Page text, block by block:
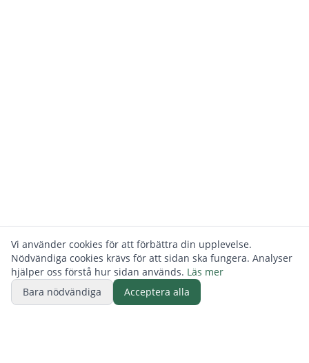
Vi använder cookies för att förbättra din upplevelse.
Nödvändiga cookies krävs för att sidan ska fungera. Analyser
hjälper oss förstå hur sidan används. Läs mer
Bara nödvändiga
Acceptera alla